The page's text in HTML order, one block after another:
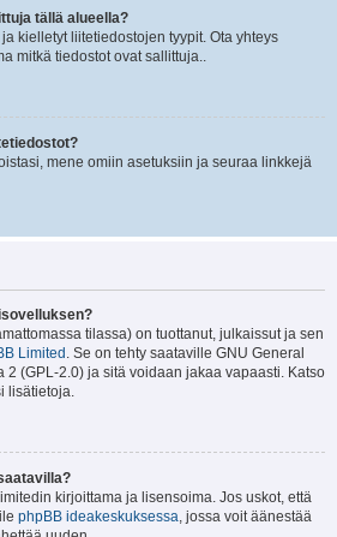
tällä alueella?
kielletyt liitetiedostojen tyypit. Ota yhteys
mitkä tiedostot ovat sallittuja..
mene omiin asetuksiin ja seuraa linkkejä
tilassa) on tuottanut, julkaissut ja sen
Limited . Se on tehty saataville GNU General
2 (GPL-2.0) ja sitä voidaan jakaa vapaasti. Katso
lisätietoja.
kirjoittama ja lisensoima. Jos uskot, että
phpBB ideakeskuksessa, jossa voit äänestää